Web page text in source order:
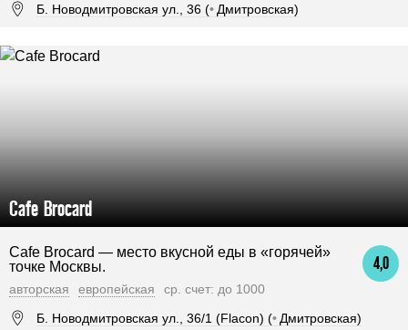
Б. Новодмитровская ул., 36 (• Дмитровская)
Cafe Brocard
4,0
Cafe Brocard — место вкусной еды в «горячей»
точке Москвы.
авторская европейская
ср. счет: до 1000
Б. Новодмитровская ул., 36/1 (Flacon) (• Дмитровская)